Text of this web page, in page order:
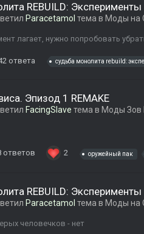
REBUILD: Эксперименты
Paracetamol тема в Моды на
лагает, нужно попробовать
ответа судьба монолита rebuild:
Эпизод 1 REMAKE
FacingSlave тема в Моды Зов
ответов 2 оружейный пак
REBUILD: Эксперименты
Paracetamol тема в Моды на
человечков - нет